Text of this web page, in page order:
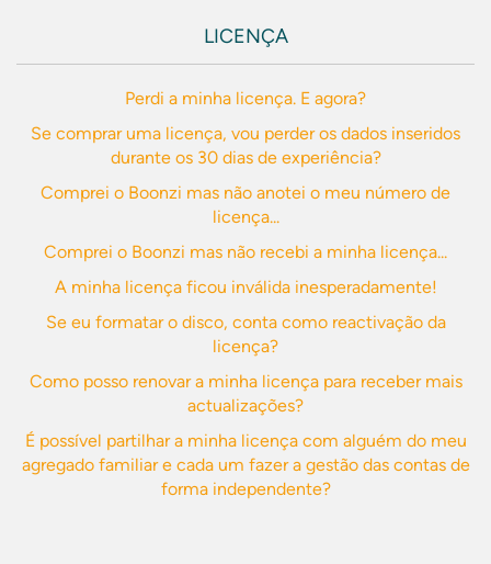
LICENÇA
Perdi a minha licença. E agora?
Se comprar uma licença, vou perder os dados inseridos
durante os 30 dias de experiência?
Comprei o Boonzi mas não anotei o meu número de
licença...
Comprei o Boonzi mas não recebi a minha licença...
A minha licença ficou inválida inesperadamente!
Se eu formatar o disco, conta como reactivação da
licença?
Como posso renovar a minha licença para receber mais
actualizações?
É possível partilhar a minha licença com alguém do meu
agregado familiar e cada um fazer a gestão das contas de
forma independente?